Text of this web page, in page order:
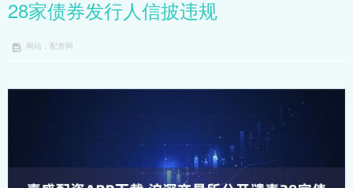
28家债券发行人信披违规
网站：配资网